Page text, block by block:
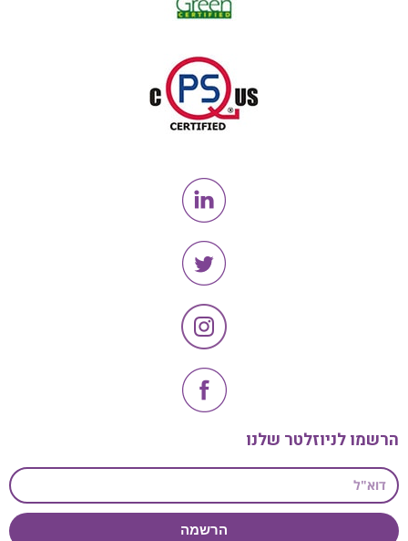
הרשמו לניוזלטר שלנו
הרשמה